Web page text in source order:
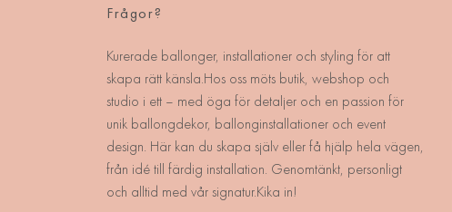
Frågor?
Kurerade ballonger, installationer och styling för att
skapa rätt känsla.Hos oss möts butik, webshop och
studio i ett – med öga för detaljer och en passion för
unik ballongdekor, ballonginstallationer och event
design. Här kan du skapa själv eller få hjälp hela vägen,
från idé till färdig installation. Genomtänkt, personligt
och alltid med vår signatur.Kika in!